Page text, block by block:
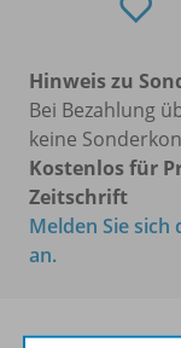
Hinweis zu
Bei Bezahlung
keine
Kostenlos für
Zeitschrift
Melden Sie
an.